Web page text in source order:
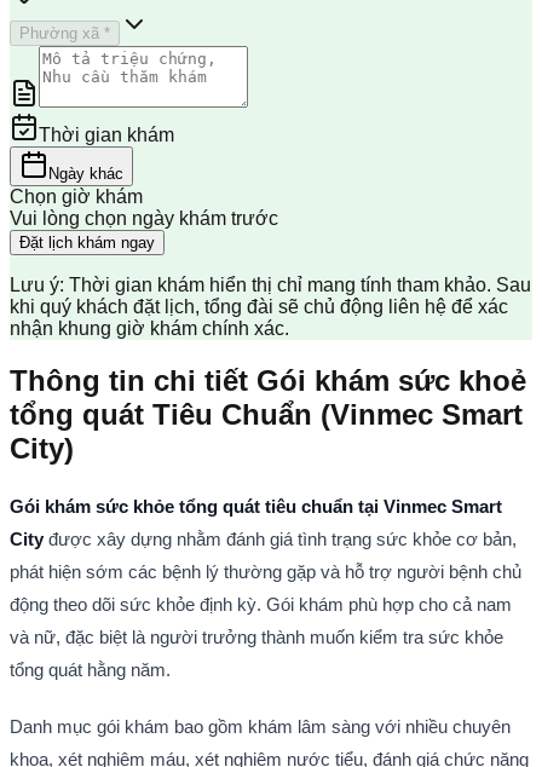
Phường xã *
Thời gian khám
Ngày khác
Chọn giờ khám
Vui lòng chọn ngày khám trước
Đặt lịch khám ngay
Lưu ý: Thời gian khám hiển thị chỉ mang tính tham khảo. Sau
khi quý khách đặt lịch, tổng đài sẽ chủ động liên hệ để xác
nhận khung giờ khám chính xác.
Thông tin chi tiết Gói khám sức khoẻ
tổng quát Tiêu Chuẩn (Vinmec Smart
City)
Gói khám sức khỏe tổng quát tiêu chuẩn tại Vinmec Smart
City được xây dựng nhằm đánh giá tình trạng sức khỏe cơ bản,
phát hiện sớm các bệnh lý thường gặp và hỗ trợ người bệnh chủ
động theo dõi sức khỏe định kỳ. Gói khám phù hợp cho cả nam
và nữ, đặc biệt là người trưởng thành muốn kiểm tra sức khỏe
tổng quát hằng năm.
Danh mục gói khám bao gồm khám lâm sàng với nhiều chuyên
khoa, xét nghiệm máu, xét nghiệm nước tiểu, đánh giá chức năng